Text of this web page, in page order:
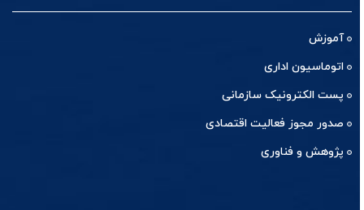
آموزش
اتوماسیون اداری
پست الکترونیک سازمانی
صدور مجوز فعالیت اقتصادی
پژوهش و فناوری